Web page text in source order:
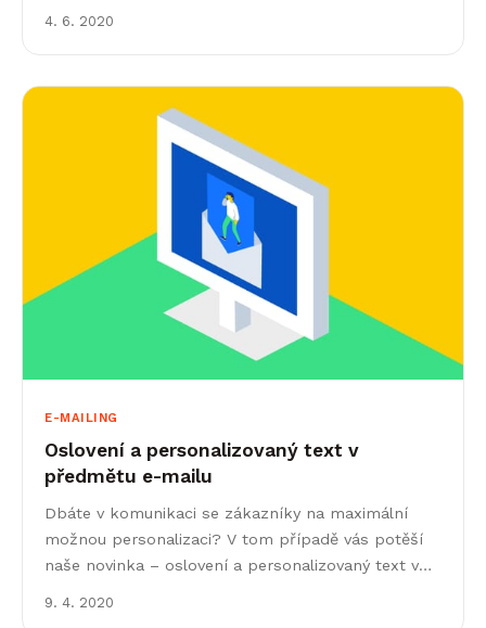
4. 6. 2020
E-MAILING
Oslovení a personalizovaný text v
předmětu e-mailu
Dbáte v komunikaci se zákazníky na maximální
možnou personalizaci? V tom případě vás potěší
naše novinka – oslovení a personalizovaný text v
9. 4. 2020